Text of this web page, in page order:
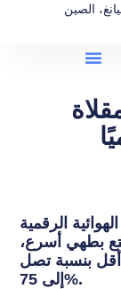
الصين
الرقمية
بطهي أسرع،
بنسبة تصل
إلى 75%.